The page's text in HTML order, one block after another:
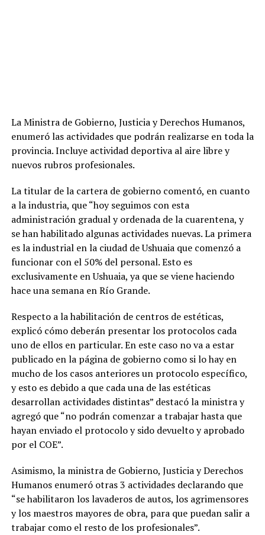
La Ministra de Gobierno, Justicia y Derechos Humanos,
enumeró las actividades que podrán realizarse en toda la
provincia. Incluye actividad deportiva al aire libre y
nuevos rubros profesionales.
La titular de la cartera de gobierno comentó, en cuanto
a la industria, que “hoy seguimos con esta
administración gradual y ordenada de la cuarentena, y
se han habilitado algunas actividades nuevas. La primera
es la industrial en la ciudad de Ushuaia que comenzó a
funcionar con el 50% del personal. Esto es
exclusivamente en Ushuaia, ya que se viene haciendo
hace una semana en Río Grande.
Respecto a la habilitación de centros de estéticas,
explicó cómo deberán presentar los protocolos cada
uno de ellos en particular. En este caso no va a estar
publicado en la página de gobierno como si lo hay en
mucho de los casos anteriores un protocolo específico,
y esto es debido a que cada una de las estéticas
desarrollan actividades distintas” destacó la ministra y
agregó que “no podrán comenzar a trabajar hasta que
hayan enviado el protocolo y sido devuelto y aprobado
por el COE”.
Asimismo, la ministra de Gobierno, Justicia y Derechos
Humanos enumeró otras 3 actividades declarando que
“se habilitaron los lavaderos de autos, los agrimensores
y los maestros mayores de obra, para que puedan salir a
trabajar como el resto de los profesionales”.